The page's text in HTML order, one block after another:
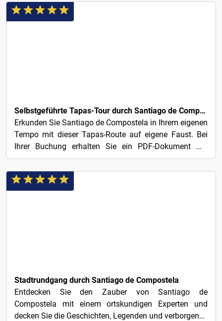
Selbstgeführte Tapas-Tour durch Santiago de Compostela
Erkunden Sie Santiago de Compostela in Ihrem eigenen
Tempo mit dieser Tapas-Route auf eigene Faust. Bei
Ihrer Buchung erhalten Sie ein PDF-Dokument mit
allen...
Stadtrundgang durch Santiago de Compostela
Entdecken Sie den Zauber von Santiago de
Compostela mit einem ortskundigen Experten und
decken Sie die Geschichten, Legenden und verborgenen